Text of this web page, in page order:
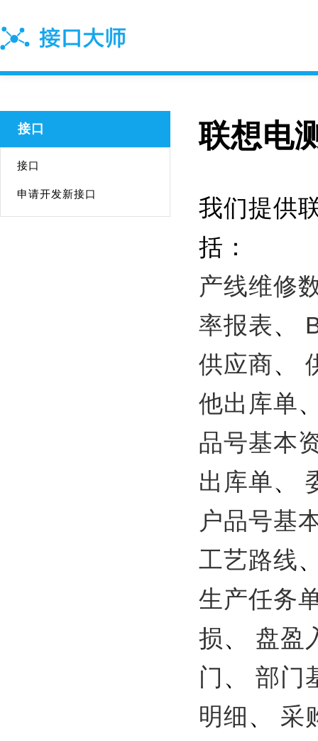
接口
接口
申请开发新接口
联想电
我们提供
括：
产线维修
率报表、
供应商、
他出库单
品号基本
出库单、
户品号基
工艺路线
生产任务
损、 盘盈
门 、 部门
明细、 采